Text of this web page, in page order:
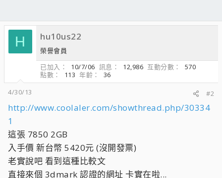
H hu10us22
榮譽會員
已加入
10/7/06 訊息 12,986 互動分數
570
點數
113 年齡
36
4/30/13
#2
http://www.coolaler.com/showthread.php/30334
1
這張 7850 2GB
入手價 新台幣 5420元 (沒開發票)
老實說吧 看到這種比較文
直接來個 3dmark 認證的網址 卡實在啦...